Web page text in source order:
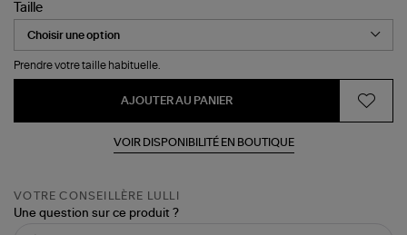
Taille
Prendre votre taille habituelle.
AJOUTER AU PANIER
VOIR DISPONIBILITÉ EN BOUTIQUE
VOTRE CONSEILLÈRE LULLI
Une question sur ce produit ?